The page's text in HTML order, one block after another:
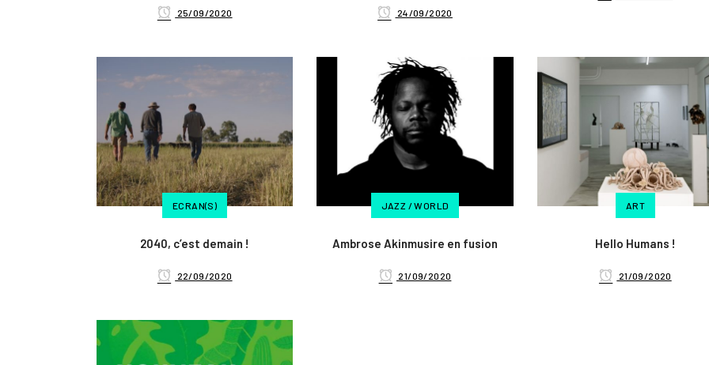
25/09/2020 24/09/2020
ECRAN(S)
2040, c’est demain !
22/09/2020
JAZZ / WORLD
Ambrose Akinmusire en fusion
21/09/2020
ART
Hello Humans !
21/09/2020